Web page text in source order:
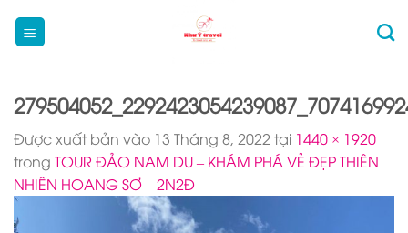
qua
Được xuất bản vào 13 Tháng 8, 2022 tại 1440 × 1920
trong TOUR ĐẢO NAM DU – KHÁM PHÁ VẺ ĐẸP THIÊN
NHIÊN HOANG SƠ – 2N2Đ